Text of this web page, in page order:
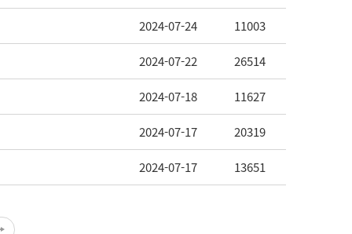
2024-07-24 11003
2024-07-22 26514
2024-07-18 11627
2024-07-17 20319
2024-07-17 13651